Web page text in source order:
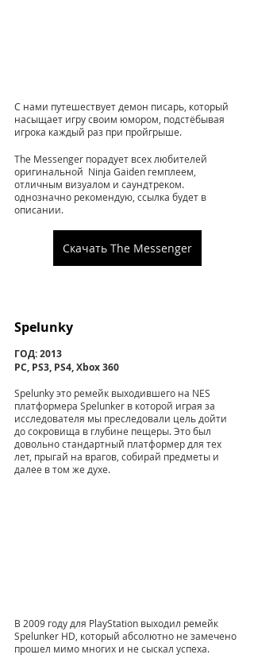
С нами путешествует демон писарь, который
насыщает игру своим юмором, подстёбывая
игрока каждый раз при пройгрыше.
The Messenger порадует всех любителей
оригинальной  Ninja Gaiden гемплеем,
отличным визуалом и саундтреком.
однозначно рекомендую, ссылка будет в
описании.
Скачать The Messenger
Spelunky
ГОД: 2013
PC, PS3, PS4, Xbox 360
Spelunky это ремейк выходившего на NES
платформера Spelunker в которой играя за
исследователя мы преследовали цель дойти
до сокровища в глубине пещеры. Это был
довольно стандартный платформер для тех
лет, прыгай на врагов, собирай предметы и
далее в том же духе.
В 2009 году для PlayStation выходил ремейк
Spelunker HD, который абсолютно не замечено
прошел мимо многих и не сыскал успеха.